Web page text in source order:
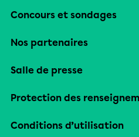
Concours et sondages
Nos partenaires
Salle de presse
Protection des
Conditions d’utilisation